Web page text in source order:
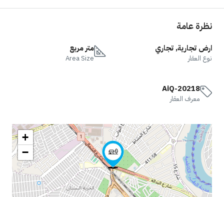
نظرة عامة
ارض تجارية, تجاري
نوع العقار
متر مربع
Area Size
AiQ-20218
معرف العقار
+
−